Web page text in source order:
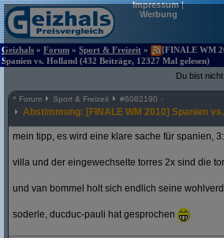
Impressum|
Werbung
Geizhals » Forum » Sport & Freizeit »
[FINALE WM
Spanien vs. Holland (432 Beiträge, 12327 Mal gelesen)
Du bist
^ Forum Sport & Freizeit #6082190
Abstimmung: [FINALE WM 2010] Spanien
mein tipp, es wird eine klare sache für spanien,
villa und der eingewechselte torres 2x sind die
und van bommel holt sich endlich seine
soderle, ducduc-pauli hat gesprochen